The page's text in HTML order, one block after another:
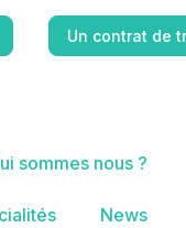
Un contrat de
sommes nous ?
News